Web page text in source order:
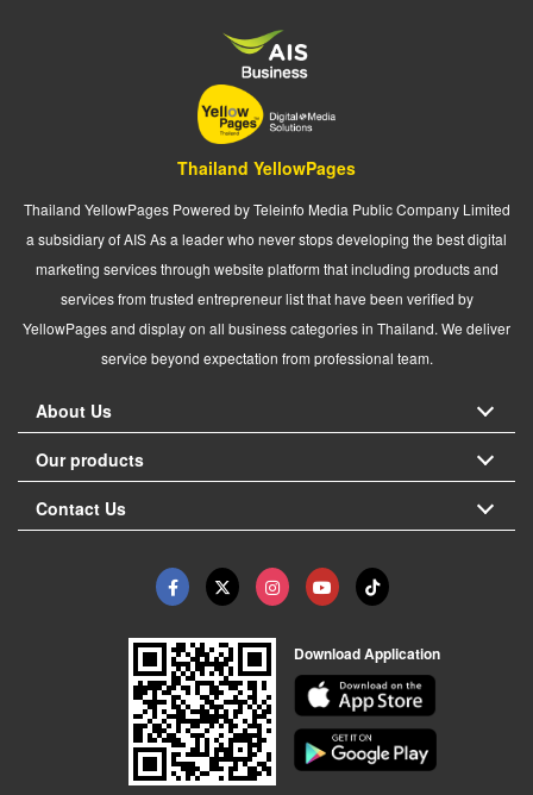
Thailand YellowPages
Thailand YellowPages Powered by Teleinfo Media Public Company Limited
a subsidiary of AIS As a leader who never stops developing the best digital
marketing services through website platform that including products and
services from trusted entrepreneur list that have been verified by
YellowPages and display on all business categories in Thailand. We deliver
service beyond expectation from professional team.
About Us
Our products
Contact Us
Download Application